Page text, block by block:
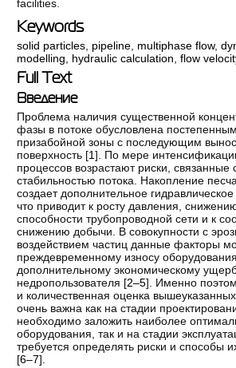
facilities.
Keywords
solid particles pipeline multiphase flow,
modelling
hydraulic calculation ,flow
Full Text
Введение
Проблема наличия существенной
фазы в потоке обусловлена
призабойной зоны с последующим
поверхность [1]. По мере
процессов возрастают риски, связанные
стабильностью потока. Накопление
создает дополнительное
что приводит к росту давления,
способности трубопроводной сети и к
снижению добычи. В совокупности с
воздействием частиц данные факторы
преждевременному износу
дополнительному экономическому
недропользователя [2–5]. Именно
и количественная оценка
очень важна как на стадии
необходимо заложить наиболее
оборудования, так и на стадии
требуется определять риски и способы
[6–7].